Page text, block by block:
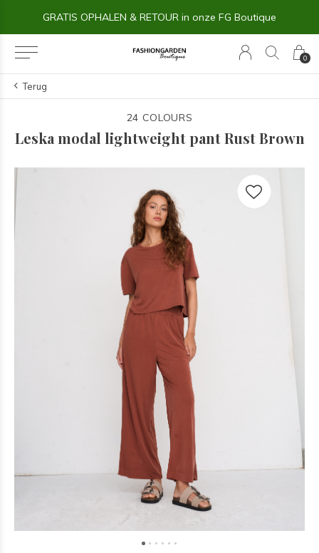
0
GRATIS OPHALEN & RETOUR in onze FG Boutique
Terug
24 COLOURS
Leska modal lightweight pant Rust Brown